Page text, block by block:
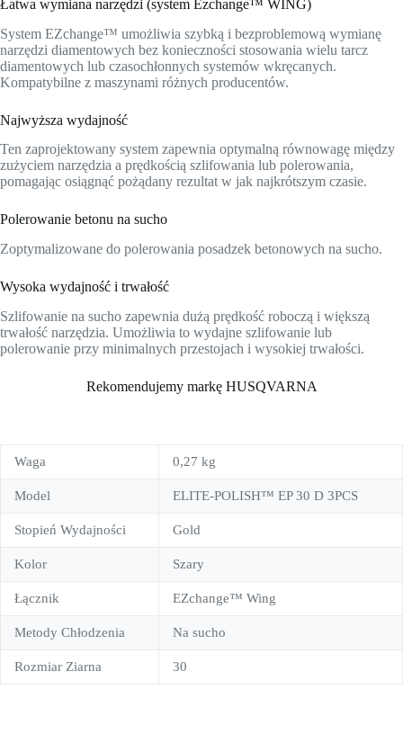
Łatwa wymiana narzędzi (system Ezchange™ WING)
System EZchange™ umożliwia szybką i bezproblemową wymianę
narzędzi diamentowych bez konieczności stosowania wielu tarcz
diamentowych lub czasochłonnych systemów wkręcanych.
Kompatybilne z maszynami różnych producentów.
Najwyższa wydajność
Ten zaprojektowany system zapewnia optymalną równowagę między
zużyciem narzędzia a prędkością szlifowania lub polerowania,
pomagając osiągnąć pożądany rezultat w jak najkrótszym czasie.
Polerowanie betonu na sucho
Zoptymalizowane do polerowania posadzek betonowych na sucho.
Wysoka wydajność i trwałość
Szlifowanie na sucho zapewnia dużą prędkość roboczą i większą
trwałość narzędzia. Umożliwia to wydajne szlifowanie lub
polerowanie przy minimalnych przestojach i wysokiej trwałości.
Rekomendujemy markę HUSQVARNA
Waga 0,27 kg
Model ELITE-POLISH™ EP 30 D 3PCS
Stopień Wydajności Gold
Kolor Szary
Łącznik EZchange™ Wing
Metody Chłodzenia Na sucho
Rozmiar Ziarna 30